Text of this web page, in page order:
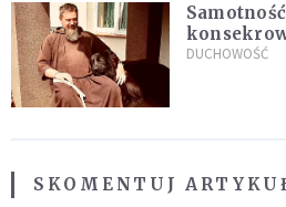
Życie w
DUCHOWOŚĆ
SKOMENTUJ